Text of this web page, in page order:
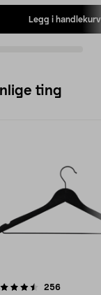
Legg i handlekurv
ting
256
4.5av 5 stjerner